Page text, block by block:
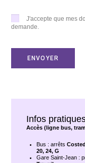
J'accepte que mes
demande.
ENVOYER
Infos
Accès (ligne bus,
Bus : arrêts
20, 24, G
Gare Saint-Jean :